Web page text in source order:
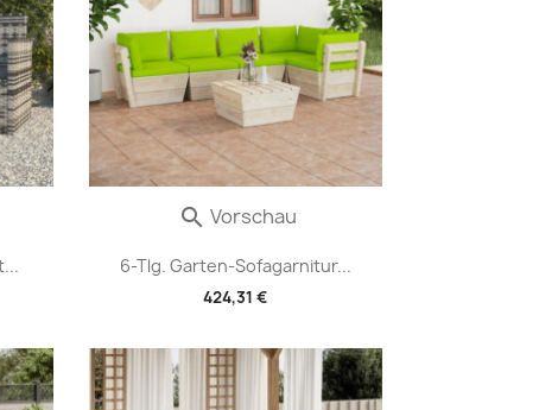
6-Tlg. Garten-Sofagarnitur...
424,31 €
 Vorschau